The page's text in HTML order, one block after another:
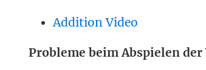
Addition Video
Probleme beim Abspielen